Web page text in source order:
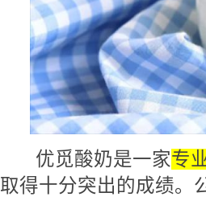
优觅酸奶是一家专
取得十分突出的成绩。